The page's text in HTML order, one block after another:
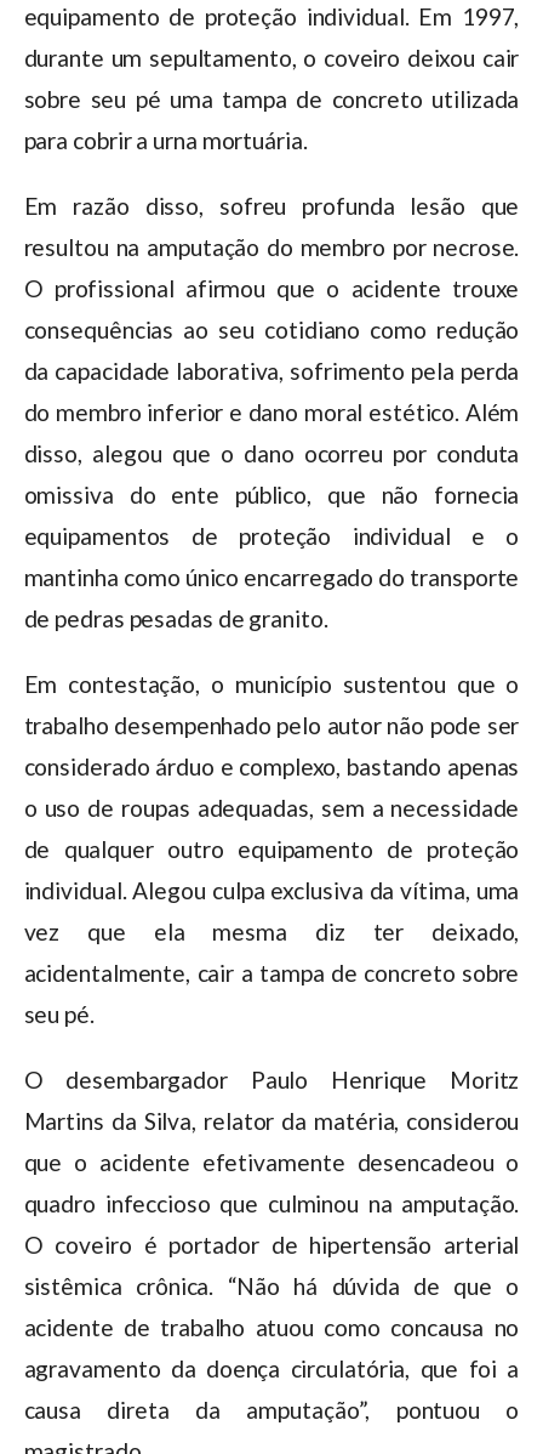
equipamento de proteção individual. Em 1997,
durante um sepultamento, o coveiro deixou cair
sobre seu pé uma tampa de concreto utilizada
para cobrir a urna mortuária.
Em razão disso, sofreu profunda lesão que
resultou na amputação do membro por necrose.
O profissional afirmou que o acidente trouxe
consequências ao seu cotidiano como redução
da capacidade laborativa, sofrimento pela perda
do membro inferior e dano moral estético. Além
disso, alegou que o dano ocorreu por conduta
omissiva do ente público, que não fornecia
equipamentos de proteção individual e o
mantinha como único encarregado do transporte
de pedras pesadas de granito.
Em contestação, o município sustentou que o
trabalho desempenhado pelo autor não pode ser
considerado árduo e complexo, bastando apenas
o uso de roupas adequadas, sem a necessidade
de qualquer outro equipamento de proteção
individual. Alegou culpa exclusiva da vítima, uma
vez que ela mesma diz ter deixado,
acidentalmente, cair a tampa de concreto sobre
seu pé.
O desembargador Paulo Henrique Moritz
Martins da Silva, relator da matéria, considerou
que o acidente efetivamente desencadeou o
quadro infeccioso que culminou na amputação.
O coveiro é portador de hipertensão arterial
sistêmica crônica. “Não há dúvida de que o
acidente de trabalho atuou como concausa no
agravamento da doença circulatória, que foi a
causa direta da amputação”, pontuou o